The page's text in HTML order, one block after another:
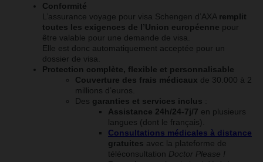
Conformité
L’assurance voyage pour visa Schengen d’AXA remplit
toutes les exigences de l’Union européenne pour
être valable pour une demande de visa.
Elle est donc automatiquement acceptée pour un
dossier de visa.
Protection complète, flexible et personnalisable
Couverture des frais médicaux de 30.000 à 2
millions d’euros.
Des garanties et services inclus
Assistance 24h/24-7j/7 en plusieurs
langues (dont le français).
Consultations médicales à distance
gratuites avec la plateforme de
téléconsultation Doctor Please !